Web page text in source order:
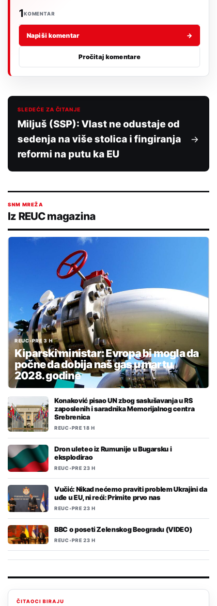
1KOMENTAR
Napiši komentar →
Pročitaj komentare
SLEDEĆE ZA ČITANJE
Miljuš (SSP): Vlast ne odustaje od
sedenja na više stolica i fingiranja
reformi na putu ka EU
SNM MREŽA
Iz REUC magazina
REUC•PRE 3 H
Kiparski ministar: Evropa bi mogla da
počne da dobija naš gas u martu
2028. godine
Konaković pisao UN zbog saslušavanja u RS
zaposlenih i saradnika Memorijalnog centra
Srebrenica
REUC•PRE 18 H
Dron uleteo iz Rumunije u Bugarsku i
eksplodirao
REUC•PRE 23 H
Vučić: Nikad nećemo praviti problem Ukrajini da
uđe u EU, ni reći: Primite prvo nas
REUC•PRE 23 H
BBC o poseti Zelenskog Beogradu (VIDEO)
REUC•PRE 23 H
ČITAOCI BIRAJU